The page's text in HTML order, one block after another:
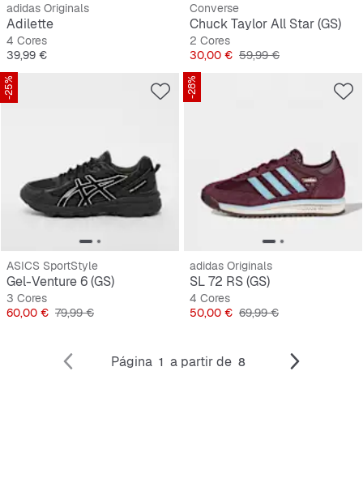
adidas Originals
Adilette
4 Cores
Preço
39,99 €
Converse
Chuck Taylor All Star (GS)
2 Cores
Preço
30,00 € Preço original
59,99 €
-25%
ASICS SportStyle
Gel-Venture 6 (GS)
3 Cores
Preço
60,00 € Preço original
79,99 €
-28%
adidas Originals
SL 72 RS (GS)
4 Cores
Preço
50,00 € Preço original
69,99 €
Página 1 a partir de 8